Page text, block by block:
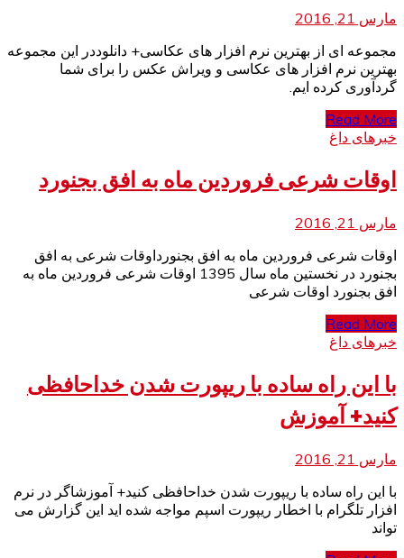
مارس 21, 2016
مجموعه ای از بهترین نرم افزار های عکاسی+ دانلوددر این مجموعه
بهترین نرم افزار های عکاسی و ویراش عکس را برای شما
گردآوری کرده ایم.
Read More
خبرهای داغ
اوقات شرعی فروردین ماه به افق بجنورد
مارس 21, 2016
اوقات شرعی فروردین ماه به افق بجنورداوقات شرعی به افق
بجنورد در نخستین ماه سال 1395 اوقات شرعی فروردین ماه به
افق بجنورد اوقات شرعی
Read More
خبرهای داغ
با این راه ساده با ریپورت شدن خداحافظی
کنید+ آموزش
مارس 21, 2016
با این راه ساده با ریپورت شدن خداحافظی کنید+ آموزشاگر در نرم
افزار تلگرام با اخطار ریپورت اسپم مواجه شده اید این گزارش می
تواند